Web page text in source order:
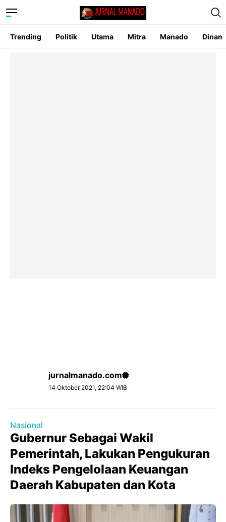
Trending Politik Utama Mitra Manado
jurnalmanado.com
14 Oktober 2021, 22:04 WIB
Nasional
Gubernur Sebagai Wakil
Pemerintah, Lakukan Pengukuran
Indeks Pengelolaan Keuangan
Daerah Kabupaten dan Kota